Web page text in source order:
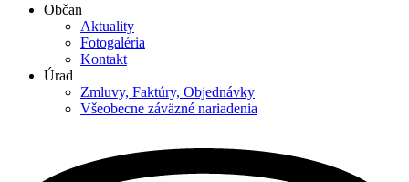
Občan
Aktuality
Fotogaléria
Kontakt
Úrad
Zmluvy, Faktúry, Objednávky
Všeobecne záväzné nariadenia